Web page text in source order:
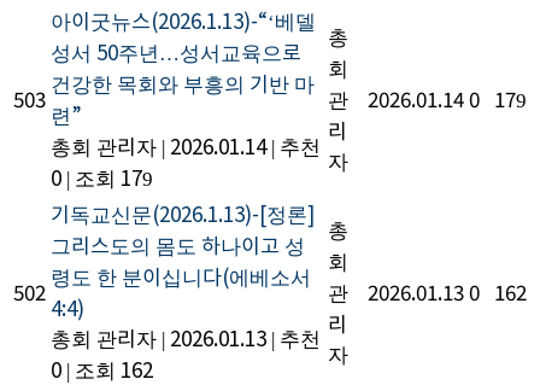
503
아이굿뉴스(2026.1.13)-“‘베델
성서 50주년…성서교육으로
건강한 목회와 부흥의 기반 마
련”
총회 관리자 | 2026.01.14 | 추천
0 | 조회 179
총
회
관
리
자
2026.01.140 179
502
기독교신문(2026.1.13)-[정론]
그리스도의 몸도 하나이고 성
령도 한 분이십니다(에베소서
4:4)
총회 관리자 | 2026.01.13 | 추천
0 | 조회 162
총
회
관
리
자
2026.01.130 162